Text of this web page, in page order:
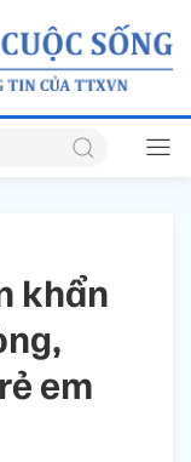
khẩn
em